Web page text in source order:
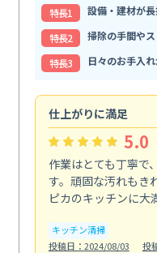
特⻑1
設備・建材が
特⻑2
掃除の手間や
特⻑3
日々のお手入
仕上がりに満足
5.0
作業はとても丁寧で
す。頑固な汚れもき
ピカのキッチンに大
キッチン清掃
投稿日：2024/08/03
投